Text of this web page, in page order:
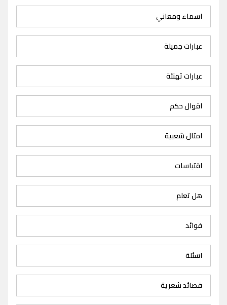
اسماء ومعاني
عبارات جميلة
عبارات تهنئة
اقوال حكم
امثال شعبية
اقتباسات
هل تعلم
فوائد
اسئلة
قصائد شعرية